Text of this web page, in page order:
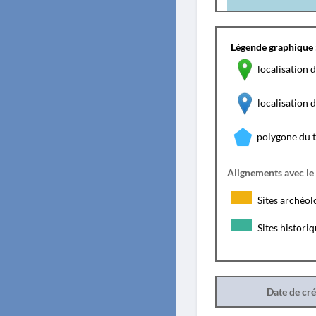
Légende graphique
localisation
localisation
polygone du
Alignements avec
Sites
Sites
Date de